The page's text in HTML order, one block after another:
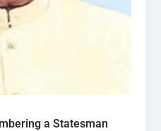
a Statesman